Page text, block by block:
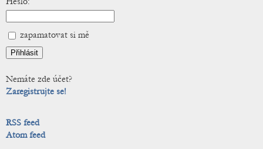
zapamatovat si mě
Nemáte zde účet?
Zaregistrujte se!
RSS feed
Atom feed